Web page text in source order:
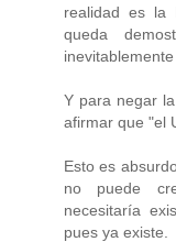
realidad es la
queda
Y para negar
afirmar que "el
Esto es
no puede
necesitaría
pues ya existe.